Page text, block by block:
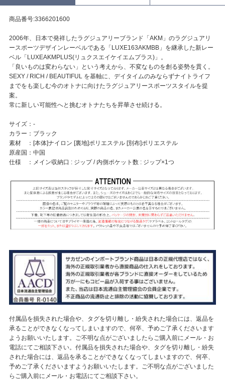
商品番号:3366201600
2006年、日本で発祥したラグジュアリーブランド「AKM」のラグジュアリ
ースポーツデザインレーベルである「LUXE163AKMBB」を継承した新レー
ベル「LUXEAKMPLUS(リュクスエイケイエムプラス)」。
「良いものは変わらない」という考えから、不変なものを創る姿勢を貫く。
SEXY / RICH / BEAUTIFUL を基軸に、デイタイムのみならずナイトライフ
までをも楽しむ今のオトナに向けたラグジュアリースポーツスタイルを提
案。
常に新しい可能性へと挑むオトナたちを昇華させ続ける。
サイズ：-
カラー：ブラック
素材 ：[本体]ナイロン [裏地]ポリエステル [別布]ポリエステル
原産国：中国
仕様 ：メイン収納口 : ジップ / 内側ポケット数 : ジップ×1つ
付属品を損失された場合や、タグを切り離し・紛失された場合には、返品を
承ることができなくなってしまいますので、何卒、予めご了承くださいます
ようお願いいたします。ご不明な点がございましたらご購入前にメール・お
電話にてご相談下さい。付属品を損失された場合や、タグを切り離し・紛失
された場合には、返品を承ることができなくなってしまいますので、何卒、
予めご了承くださいますようお願いいたします。ご不明な点がございました
らご購入前にメール・お電話にてご相談下さい。